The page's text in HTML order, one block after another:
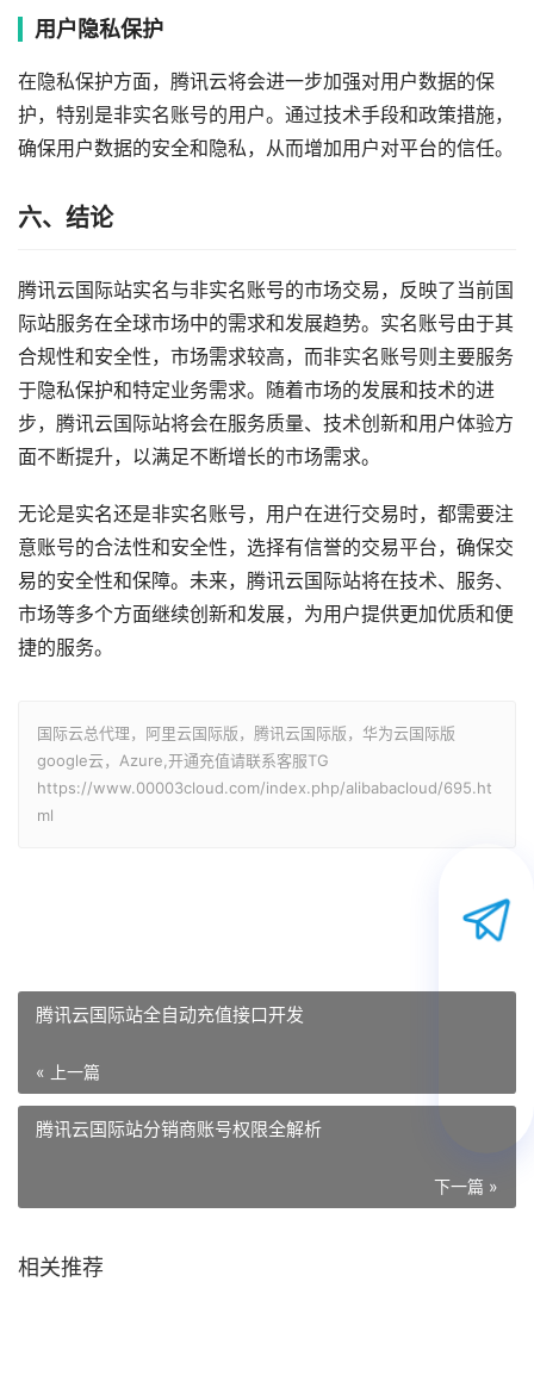
用户隐私保护
在隐私保护方面，腾讯云将会进一步加强对用户数据的保
护，特别是非实名账号的用户。通过技术手段和政策措施，
确保用户数据的安全和隐私，从而增加用户对平台的信任。
六、结论
腾讯云国际站实名与非实名账号的市场交易，反映了当前国
际站服务在全球市场中的需求和发展趋势。实名账号由于其
合规性和安全性，市场需求较高，而非实名账号则主要服务
于隐私保护和特定业务需求。随着市场的发展和技术的进
步，腾讯云国际站将会在服务质量、技术创新和用户体验方
面不断提升，以满足不断增长的市场需求。
无论是实名还是非实名账号，用户在进行交易时，都需要注
意账号的合法性和安全性，选择有信誉的交易平台，确保交
易的安全性和保障。未来，腾讯云国际站将在技术、服务、
市场等多个方面继续创新和发展，为用户提供更加优质和便
捷的服务。
国际云总代理，阿里云国际版，腾讯云国际版，华为云国际版
google云，Azure,开通充值请联系客服TG
https://www.00003cloud.com/index.php/alibabacloud/695.ht
ml
腾讯云国际站全自动充值接口开发
« 上一篇
腾讯云国际站分销商账号权限全解析
下一篇 »
相关推荐